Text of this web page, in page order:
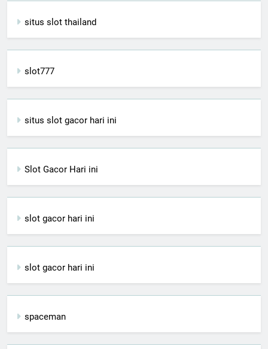
situs slot thailand
slot777
situs slot gacor hari ini
Slot Gacor Hari ini
slot gacor hari ini
slot gacor hari ini
spaceman